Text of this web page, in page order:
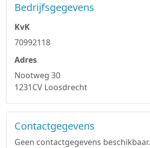
Bedrijfsgegevens
KvK
70992118
Adres
Nootweg 30
1231CV Loosdrecht
Contactgegevens
Geen contactgegevens beschikbaar.